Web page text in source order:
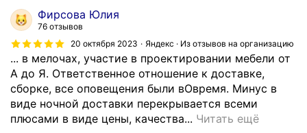
ш
е
й
к
о
м
е
с
л
о
н
-
о
т
л
и
ч
Фирсова Юлия
76 отзывов
20 октября 2023
Яндекс · Из отзывов на организацию
... в мелочах, участие в проектировании мебели от
А до Я. Ответственное отношение к доставке,
сборке, все оповещения были вОвремя. Минус в
виде ночной доставки перекрывается всеми
плюсами в виде цены, качества... Читать ещёП